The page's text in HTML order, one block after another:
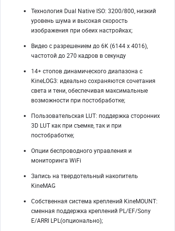
Технология Dual Native ISO: 3200/800, низкий
уровень шума и высокая скорость
изображения при обеих настройках;
Видео с разрешением до 6K (6144 x 4016),
частотой до 270 кадров в секунду
14+ стопов динамического диапазона с
KineLOG3: идеально сохраняются сочетания
света и тени, обеспечивая максимальные
возможности при постобработке;
Пользовательская LUT: поддержка сторонних
3D LUT как при съемке, так и при
постобработке;
Опции беспроводного управления и
мониторинга WiFi
Запись на твердотельный накопитель
KineMAG
Собственная система креплений KineMOUNT:
сменная поддержка креплений PL/EF/Sony
E/ARRI LPL(опционально);